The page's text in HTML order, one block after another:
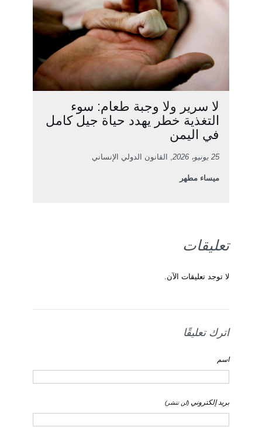
لا سرير ولا وجبة طعام: سوء
التغذية خطر يهدد حياة جيل كامل
في اليمن
25 يونيو، 2026 , القانون الدولي الإنساني
ميساء مطهر
تعليقات
لا توجد تعليقات الآن.
اترك تعليقًا
اسم
بريد إلكتروني (لن تنشر)